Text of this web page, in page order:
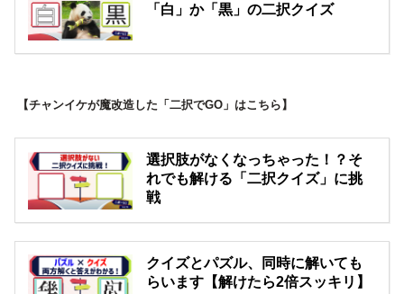
「白」か「黒」の二択クイズ
【チャンイケが魔改造した「二択でGO」はこちら】
選択肢がなくなっちゃった！？そ
れでも解ける「二択クイズ」に挑
戦
クイズとパズル、同時に解いても
らいます【解けたら2倍スッキリ】